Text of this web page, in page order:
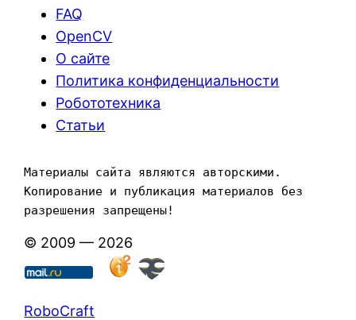
FAQ
OpenCV
О сайте
Политика конфиденциальности
Робототехника
Статьи
Материалы сайта являются авторскими.
Копирование и публикация материалов без
разрешения запрещены!
© 2009 — 2026
RoboCraft